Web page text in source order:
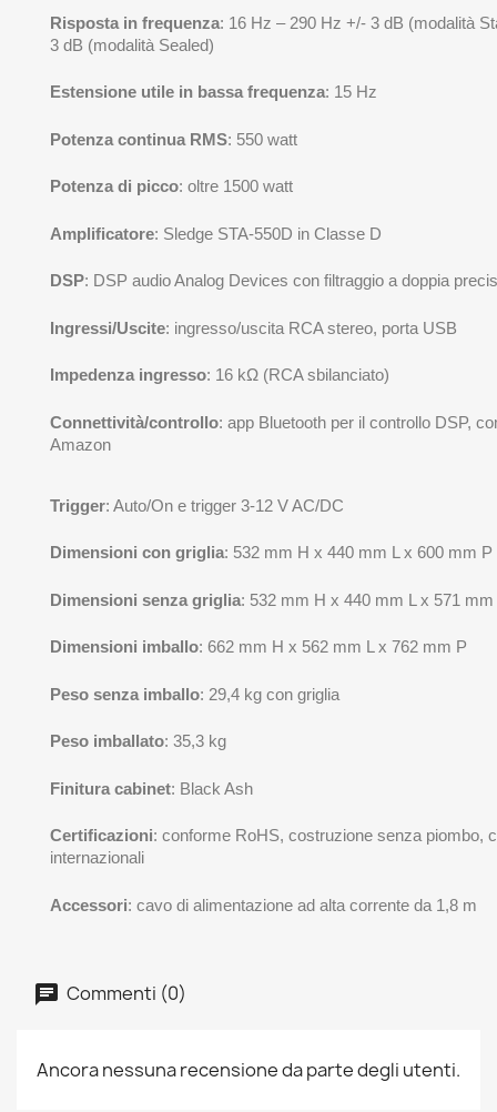
Risposta in frequenza: 16 Hz – 290 Hz +/- 3 dB (modalità
3 dB (modalità Sealed)
Estensione utile in bassa frequenza: 15 Hz
Potenza continua RMS: 550 watt
Potenza di picco: oltre 1500 watt
Amplificatore: Sledge STA-550D in Classe D
DSP: DSP audio Analog Devices con filtraggio a doppia
Ingressi/Uscite: ingresso/uscita RCA stereo, porta USB
Impedenza ingresso: 16 kΩ (RCA sbilanciato)
Connettività/controllo: app Bluetooth per il controllo DSP,
Amazon
Trigger: Auto/On e trigger 3-12 V AC/DC
Dimensioni con griglia: 532 mm H x 440 mm L x 600 mm P
Dimensioni senza griglia: 532 mm H x 440 mm L x 571 mm
Dimensioni imballo: 662 mm H x 562 mm L x 762 mm P
Peso senza imballo: 29,4 kg con griglia
Peso imballato: 35,3 kg
Finitura cabinet: Black Ash
Certificazioni: conforme RoHS, costruzione senza piombo,
internazionali
Accessori: cavo di alimentazione ad alta corrente da 1,8 m
Commenti (0)
Ancora nessuna recensione da parte degli utenti.